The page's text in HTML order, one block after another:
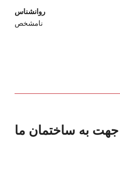
روانشناس
نامشخص
جهت به ساختمان ما